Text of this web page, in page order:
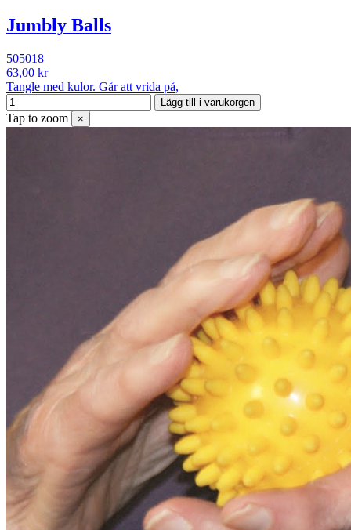
Jumbly Balls
505018
63,00 kr
Tangle med kulor. Går att vrida på,
Lägg till i varukorgen
Tap to zoom ×